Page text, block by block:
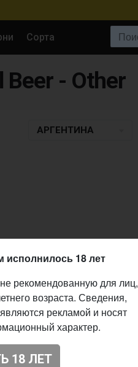
Сорта
Beer - Other
АРГЕНТИНА
исполнилось 18 лет
рекомендованную для лиц,
возраста. Сведения,
рекламой и носят
характер.
18 ЛЕТ